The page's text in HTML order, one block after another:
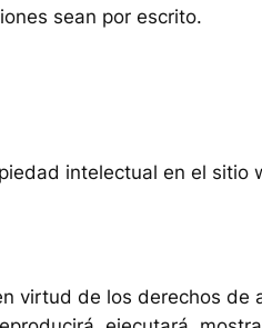
sean por escrito.
intelectual en el sitio
virtud de los derechos de